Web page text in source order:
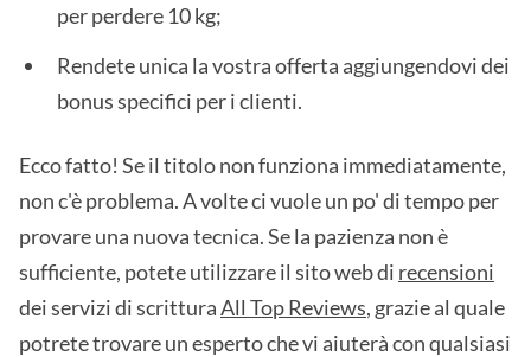
per perdere 10 kg;
Rendete unica la vostra offerta aggiungendovi dei
bonus specifici per i clienti.
Ecco fatto! Se il titolo non funziona immediatamente,
non c'è problema. A volte ci vuole un po' di tempo per
provare una nuova tecnica. Se la pazienza non è
sufficiente, potete utilizzare il sito web di recensioni
dei servizi di scritturaAll Top Reviews, grazie al quale
potrete trovare un esperto che vi aiuterà con qualsiasi